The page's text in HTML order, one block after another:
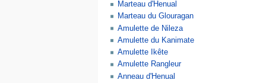
Marteau d'Henual
Marteau du Glouragan
Amulette de Nileza
Amulette du Kanimate
Amulette Ikête
Amulette Rangleur
Anneau d'Henual